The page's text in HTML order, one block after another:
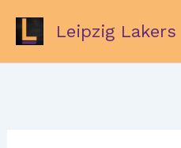
springen
Leipzig Lakers